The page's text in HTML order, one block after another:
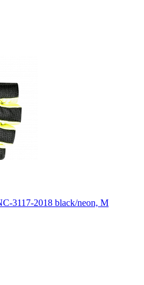
3117-2018 black/neon, M